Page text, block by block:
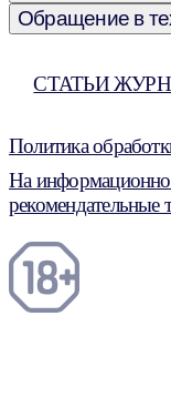
Обращение в
СТАТЬИ
Политика
На
рекомендательные